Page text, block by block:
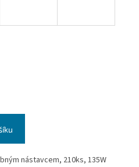
nástavcem, 210ks, 135W